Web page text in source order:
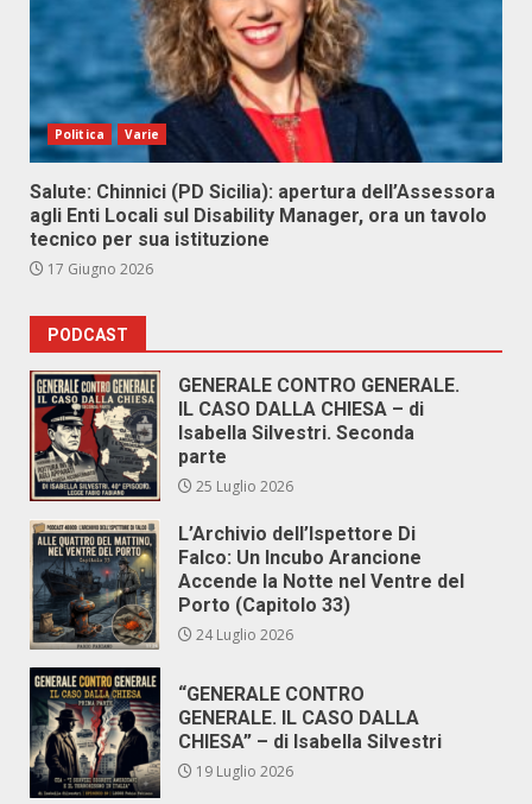
Politica Varie
Salute: Chinnici (PD Sicilia): apertura dell’Assessora
agli Enti Locali sul Disability Manager, ora un tavolo
tecnico per sua istituzione
17 Giugno 2026
PODCAST
GENERALE CONTRO GENERALE.
IL CASO DALLA CHIESA – di
Isabella Silvestri. Seconda
parte
25 Luglio 2026
L’Archivio dell’Ispettore Di
Falco: Un Incubo Arancione
Accende la Notte nel Ventre del
Porto (Capitolo 33)
24 Luglio 2026
“GENERALE CONTRO
GENERALE. IL CASO DALLA
CHIESA” – di Isabella Silvestri
19 Luglio 2026